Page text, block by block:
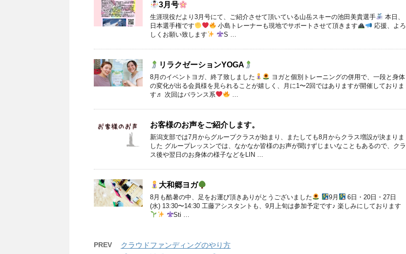
3月号
生涯現役だより3月号にて、ご紹介させて頂いている山岳スキーの池田美貴選手
本日、
日本選手権です
小島トレーナーも現地でサポートさせて頂きます
応援、よろ
しくお願い致します
S …
リラクゼーションYOGA
8月のイベントヨガ、終了致しました
ヨガと個別トレーニングの併用で、一段と身体
の変化が出る会員様を見られることが嬉しく、月に1〜2回ではありますが開催しておりま
す♬ 次回はバランス系
…
お客様のお声をご紹介します。
新潟支部では7月からグループクラスが始まり、またしても8月からクラス増設が決まりま
した グループレッスンでは、なかなか皆様のお声が聞けずじまいなこともあるので、クラ
ス後や翌日のお身体の様子などをLIN …
大和郷ヨガ
8月も酷暑の中、足をお運び頂きありがとうございました 9月
6日・20日・27日
(水) 13:30〜14:30 工藤アシスタントも、9月上旬は参加予定です♪ 楽しみにしております
Sti …
PREV クラウドファンディングのやり方